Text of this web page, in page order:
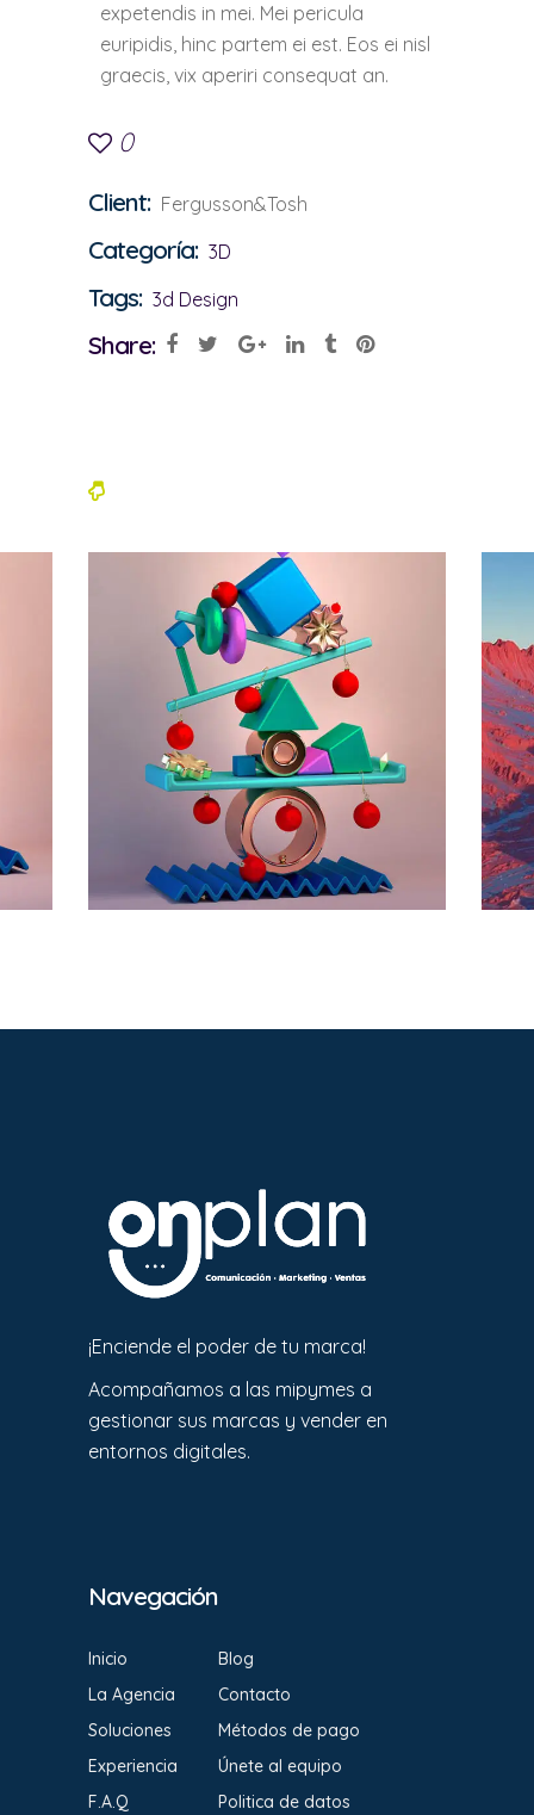
expetendis in mei. Mei pericula
euripidis, hinc partem ei est. Eos ei nisl
graecis, vix aperiri consequat an.
0
Client: Fergusson&Tosh
Categoría: 3D
Tags: 3d Design
Share:
Poetry of Peace
Formed Into the
Paintings
3D
¡Enciende el poder de tu marca!
Acompañamos a las mipymes a
gestionar sus marcas y vender en
entornos digitales.
Navegación
Inicio
La Agencia
Soluciones
Experiencia
F.A.Q
Blog
Contacto
Métodos de pago
Únete al equipo
Politica de datos